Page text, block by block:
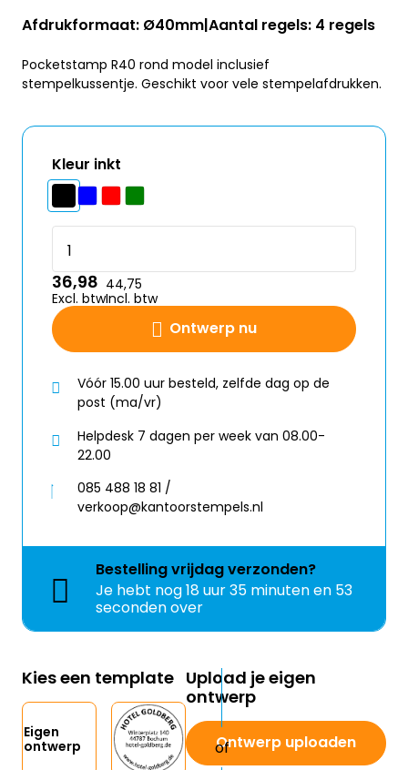
Afdrukformaat: Ø40mm Aantal regels: 4 regels
Pocketstamp R40 rond model inclusief
stempelkussentje. Geschikt voor vele stempelafdrukken.
Kleur inkt
Ontwerp nu
36,98
Excl. btw
44,75
Incl. btw
Vóór 15.00 uur besteld, zelfde dag op de
post (ma/vr)
Helpdesk 7 dagen per week van 08.00-
22.00
085 488 18 81 /
verkoop@kantoorstempels.nl
Bestellingvrijdagverzonden?
Je hebt nog18 uur 35 minuten en 52
seconden over
Kies een template
Eigen
ontwerp
Upload je eigen
ontwerp
Ontwerp uploaden